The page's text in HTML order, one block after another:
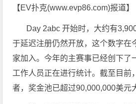
【EV扑克(www.evp86.com)报道
Day 2abc 开始时，大约有
于延迟注册仍然开放，这个数字在
家加入。今年的主赛事已经创下了
工作人员正在进行统计。截至目前
者，奖金池已超过90,000,000美元